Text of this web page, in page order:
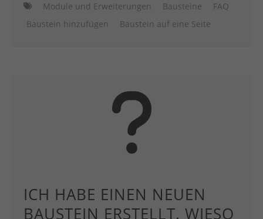
Module und Erweiterungen Bausteine
FAQ
Baustein hinzufügen
Baustein auf eine Seite
ICH HABE EINEN NEUEN
BAUSTEIN ERSTELLT. WIESO